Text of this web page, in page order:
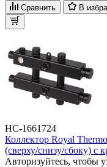
Сравнить В
НС-1661724
Коллектор Royal
(сверху/снизу/сбоку) с
Авторизуйтесь, чтобы